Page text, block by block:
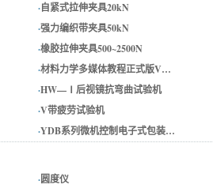
·自紧式拉伸夹具20kN
·强力编织带夹具50kN
·橡胶拉伸夹具500~2500N
·材料力学多媒体教程正式版V…
·HW—Ⅰ后视镜抗弯曲试验机
·V带疲劳试验机
·YDB系列微机控制电子式包装…
·圆度仪